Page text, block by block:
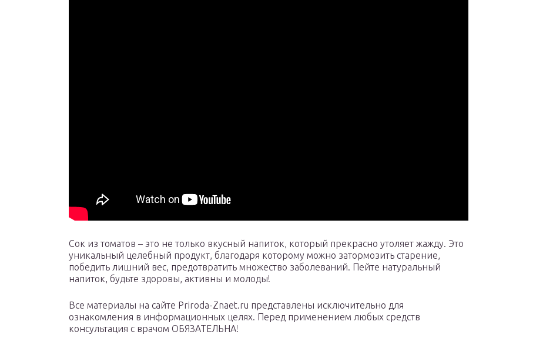
Сок из томатов – это не только вкусный напиток, который прекрасно утоляет жажду. Это
уникальный целебный продукт, благодаря которому можно затормозить старение,
победить лишний вес, предотвратить множество заболеваний. Пейте натуральный
напиток, будьте здоровы, активны и молоды!
Все материалы на сайте Priroda-Znaet.ru представлены исключительно для
ознакомления в информационных целях. Перед применением любых средств
консультация с врачом ОБЯЗАТЕЛЬНА!